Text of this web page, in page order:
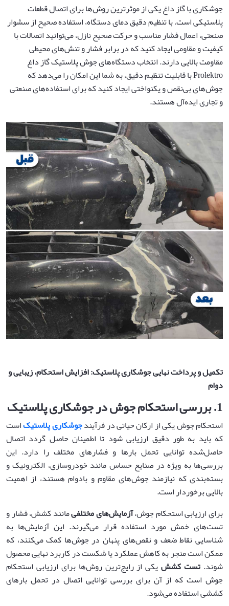
جوشکاری با گاز داغ یکی از موثرترین روش‌ها برای اتصال قطعات
پلاستیکی است. با تنظیم دقیق دمای دستگاه، استفاده صحیح از سشوار
صنعتی، اعمال فشار مناسب و حرکت صحیح نازل، می‌توانید اتصالات با
کیفیت و مقاومی ایجاد کنید که در برابر فشار و تنش‌های محیطی
مقاومت بالایی دارند. انتخاب دستگاه‌های جوش پلاستیک گاز داغ
Prolektro با قابلیت تنظیم دقیق، به شما این امکان را می‌دهد که
جوش‌های بی‌نقص و یکنواختی ایجاد کنید که برای استفاده‌های صنعتی
و تجاری ایده‌آل هستند.
تکمیل و پرداخت نهایی جوشکاری پلاستیک: افزایش استحکام، زیبایی و
دوام
1. بررسی استحکام جوش در جوشکاری پلاستیک
استحکام جوش یکی از ارکان حیاتی در فرآیندجوشکاری پلاستیکاست
که باید به طور دقیق ارزیابی شود تا اطمینان حاصل گردد اتصال
حاصل‌شده توانایی تحمل بارها و فشارهای مختلف را دارد. این
بررسی‌ها به ویژه در صنایع حساس مانند خودروسازی، الکترونیک و
بسته‌بندی که نیازمند جوش‌های مقاوم و بادوام هستند، از اهمیت
بالایی برخوردار است.
برای ارزیابی استحکام جوش،آزمایش‌های مختلفیمانند کشش، فشار و
تست‌های خمش مورد استفاده قرار می‌گیرند. این آزمایش‌ها به
شناسایی نقاط ضعف و نقص‌های پنهان در جوش‌ها کمک می‌کنند، که
ممکن است منجر به کاهش عملکرد یا شکست در کاربرد نهایی محصول
شوند. تست کششیکی از رایج‌ترین روش‌ها برای ارزیابی استحکام
جوش است که از آن برای بررسی توانایی اتصال در تحمل بارهای
کششی استفاده می‌شود.